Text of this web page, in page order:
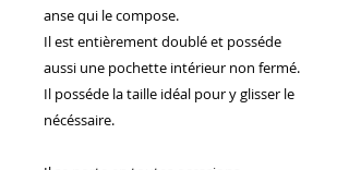
anse qui le compose.
Il est entièrement doublé et posséde
aussi une pochette intérieur non fermé.
Il posséde la taille idéal pour y glisser le
nécéssaire.